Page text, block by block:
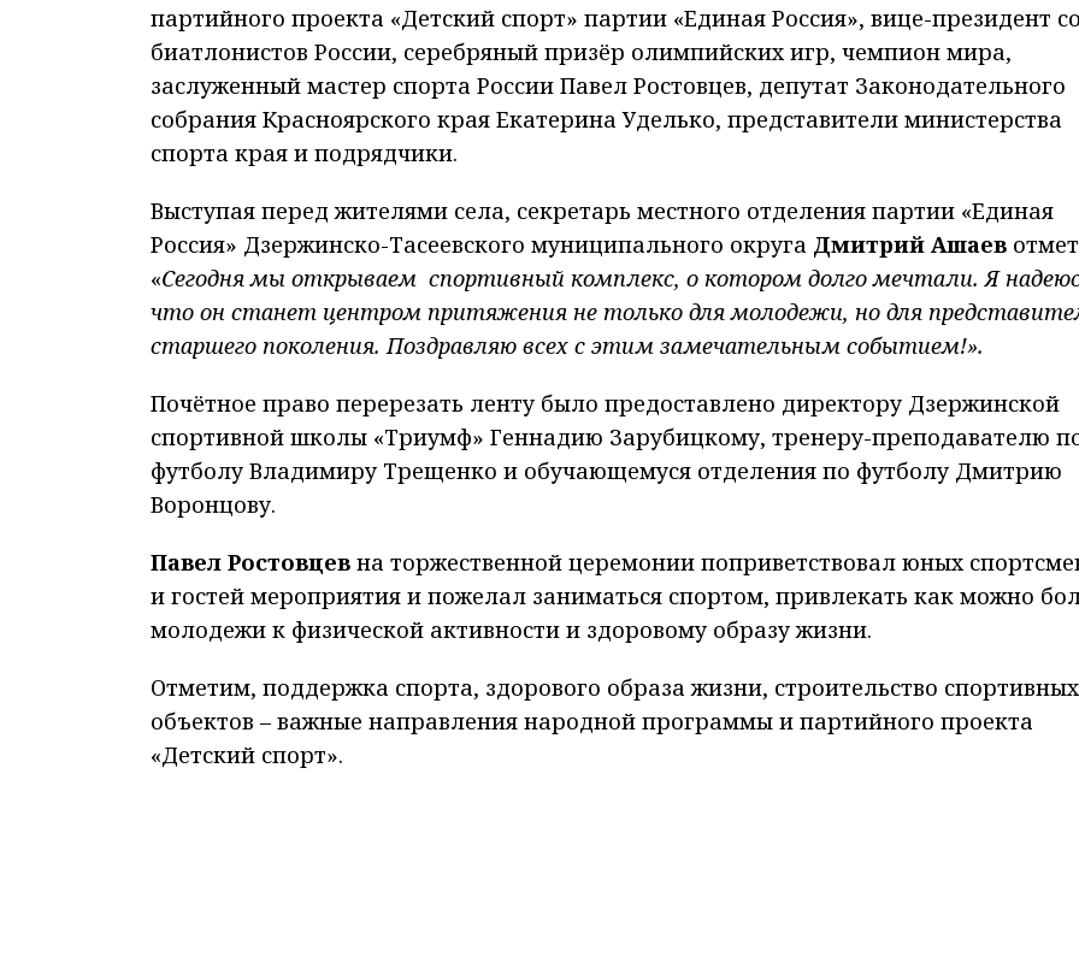
партийного проекта «Детский спорт» партии «Единая Россия», вице-президент
биатлонистов России, серебряный призёр олимпийских игр, чемпион мира,
заслуженный мастер спорта России Павел Ростовцев, депутат Законодательного
собрания Красноярского края Екатерина Уделько, представители министерства
спорта края и подрядчики.
Выступая перед жителями села, секретарь местного отделения партии «Единая
Россия» Дзержинско-Тасеевского муниципального округа Дмитрий Ашаев
«Сегодня мы открываем спортивный комплекс, о котором долго мечтали. Я
что он станет центром притяжения не только для молодежи, но для
старшего поколения. Поздравляю всех с этим замечательным событием!».
Почётное право перерезать ленту было предоставлено директору Дзержинской
спортивной школы «Триумф» Геннадию Зарубицкому, тренеру-преподавателю
футболу Владимиру Трещенко и обучающемуся отделения по футболу Дмитрию
Воронцову.
Павел Ростовцев на торжественной церемонии поприветствовал юных
и гостей мероприятия и пожелал заниматься спортом, привлекать как можно
молодежи к физической активности и здоровому образу жизни.
Отметим, поддержка спорта, здорового образа жизни, строительство спортивных
объектов – важные направления народной программы и партийного проекта
«Детский спорт».